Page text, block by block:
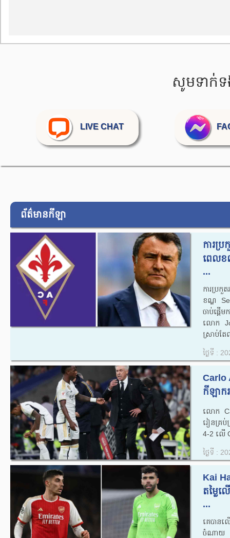
សូមទាក់ទ
LIVE CHAT
ព័ត៌មានកីឡា
ការប្រ
ពេលខ
...
ការប្រ
ខណ្ឌ
ចាប់ផ្តើ
លោក
ស្រាប់ត
ថ្ងៃទី :
Carlo
កីឡាក
លោក
រៀនគ្រប់
4-2 លើ
ថ្ងៃទី :
Kai
តម្លៃ
...
គេបាន
ចំណាយ